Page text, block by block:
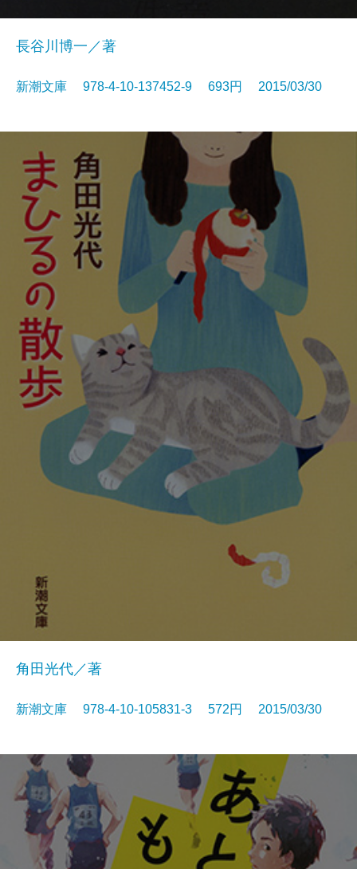
長谷川博一／著
新潮文庫 978-4-10-137452-9 693円 2015/03/30
角田光代／著
新潮文庫 978-4-10-105831-3 572円 2015/03/30